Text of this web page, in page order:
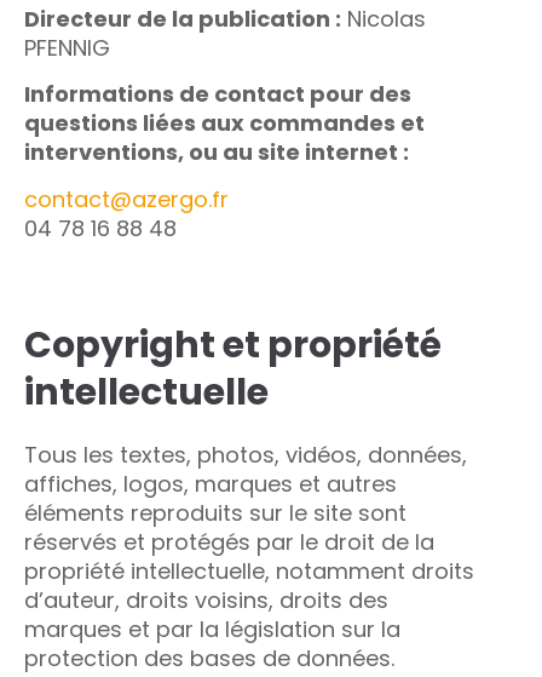
Directeur de la publication : Nicolas
PFENNIG
Informations de contact pour des
questions liées aux commandes et
interventions, ou au site internet :
contact@azergo.fr
04 78 16 88 48
Copyright et propriété
intellectuelle
Tous les textes, photos, vidéos, données,
affiches, logos, marques et autres
éléments reproduits sur le site sont
réservés et protégés par le droit de la
propriété intellectuelle, notamment droits
d’auteur, droits voisins, droits des
marques et par la législation sur la
protection des bases de données.